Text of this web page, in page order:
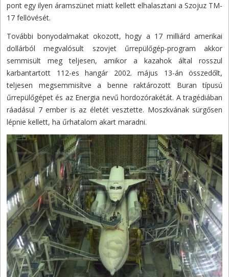
pont egy ilyen áramszünet miatt kellett elhalasztani a Szojuz TM-
17 fellövését.
További bonyodalmakat okozott, hogy a 17 milliárd amerikai
dollárból megvalósult szovjet űrrepülőgép-program akkor
semmisült meg teljesen, amikor a kazahok által rosszul
karbantartott 112-es hangár 2002. május 13-án összedőlt,
teljesen megsemmisítve a benne raktározott Buran típusú
űrrepülőgépet és az Energia nevű hordozórakétát. A tragédiában
ráadásul 7 ember is az életét vesztette. Moszkvának sürgősen
lépnie kellett, ha űrhatalom akart maradni.